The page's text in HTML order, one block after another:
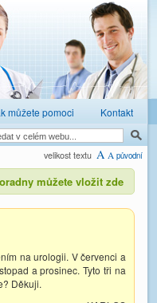
můžete pomoci Kontakt
velikost textu A A původní
můžete vložit zde
na urologii. V červenci a
a prosinec. Tyto tři na
Děkuji.